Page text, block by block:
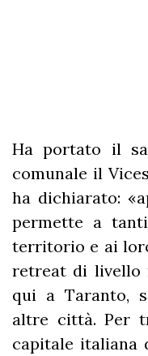
Ha portato il
comunale il
ha dichiarato:
permette a
territorio e ai
retreat di livello
qui a Taranto,
altre città. Per
capitale italiana